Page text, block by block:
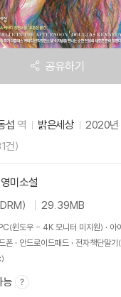
공유하기
섭 역 밝은세상 2020년
건)
영미소설
29.39MB
윈도우 - 4K 모니터 미지원) 아
폰
안드로이드패드
전자책단말